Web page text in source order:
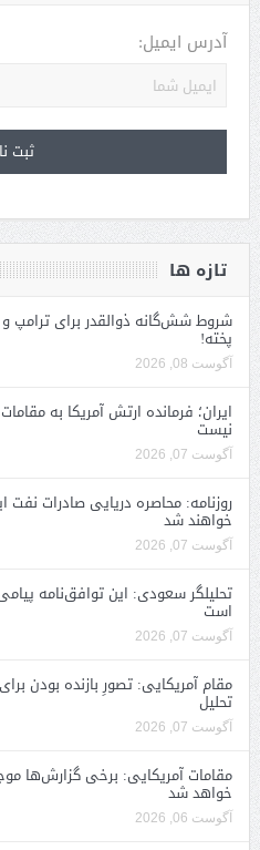
آدرس ایمیل:
تازه ها
شروط شش‌گانه ذوالقدر برای ترامپ و
پخته!
آگوست 08, 2026
ایران؛ فرمانده ارتش آمریکا به
نیست
آگوست 07, 2026
روزنامه: محاصره دریایی صادرات نفت
خواهند شد
آگوست 07, 2026
تحلیلگر سعودی: این توافق‌نامه پیامی
است
آگوست 07, 2026
مقام آمریکایی: تصورِ بازنده بودن
تحلیل
آگوست 07, 2026
مقامات آمریکایی: برخی گزارش‌ها
خواهد شد
آگوست 06, 2026